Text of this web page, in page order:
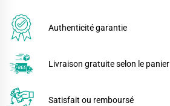
Authenticité garantie
Livraison gratuite selon le panier
Satisfait ou remboursé